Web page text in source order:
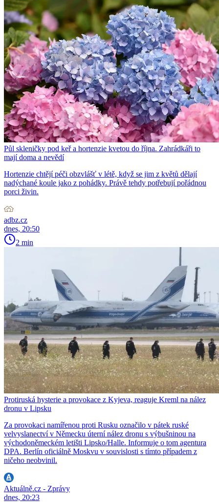
Půl skleničky pod keř a hortenzie kvetou do října. Zahrádkáři to
mají doma a nevědí
Hortenzie chtějí péči obzvlášť v létě, když se jim z květů dělají
nadýchané koule jako z pohádky. Právě tehdy potřebují pořádnou
porci živin.
adbz.cz
dnes, 20:50
2 min
Protiruská hysterie a provokace z Kyjeva, reaguje Kreml na nález
dronu v Lipsku
Za provokaci namířenou proti Rusku označilo v pátek ruské
velvyslanectví v Německu úterní nález dronu s výbušninou na
východoněmeckém letišti Lipsko/Halle. Informuje o tom agentura
DPA. Berlín oficiálně Moskvu v souvislosti s tímto případem z
ničeho neobvinil.
Aktuálně.cz - Zprávy
dnes, 20:23